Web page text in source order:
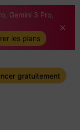
Gemini 3 Pro,
les plans
gratuitement